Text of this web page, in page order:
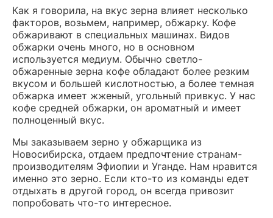
Как я говорила, на вкус зерна влияет несколько
факторов, возьмем, например, обжарку. Кофе
обжаривают в специальных машинах. Видов
обжарки очень много, но в основном
используется медиум. Обычно светло-
обжаренные зерна кофе обладают более резким
вкусом и большей кислотностью, а более темная
обжарка имеет жженый, угольный привкус. У нас
кофе средней обжарки, он ароматный и имеет
полноценный вкус.
Мы заказываем зерно у обжарщика из
Новосибирска, отдаем предпочтение странам-
производителям Эфиопии и Уганде. Нам нравится
именно это зерно. Если кто-то из команды едет
отдыхать в другой город, он всегда привозит
попробовать что-то интересное.